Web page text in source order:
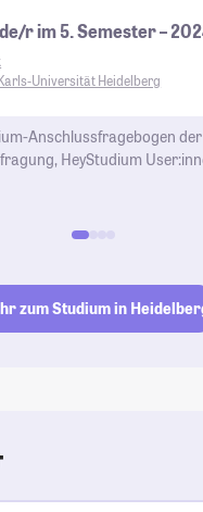
r im 5. Semester –
Universität Heidelberg
Anschlussfragebogen
HeyStudium
zum Studium in